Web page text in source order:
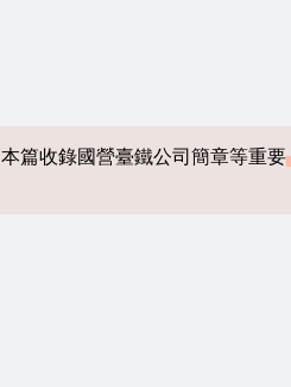
本篇收錄國營臺鐵公司簡章等重要